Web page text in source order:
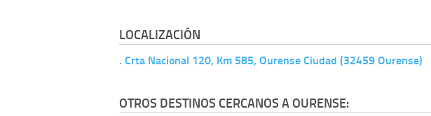
LOCALIZACIÓN
. Crta Nacional 120, Km 585, Ourense Ciudad (32459 Ourense)
OTROS DESTINOS CERCANOS A OURENSE: